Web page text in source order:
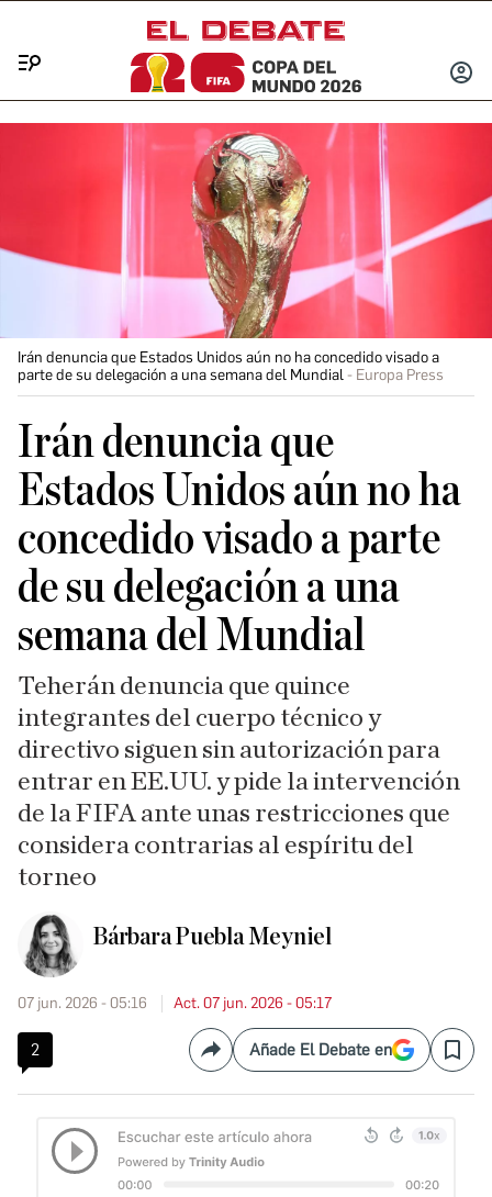
INICIAR
Irán denuncia que Estados Unidos aún no ha concedido visado a
parte de su delegación a una semana del Mundial
Europa Press
Irán denuncia que
Estados Unidos aún no ha
concedido visado a parte
de su delegación a una
semana del Mundial
Teherán denuncia que quince
integrantes del cuerpo técnico y
directivo siguen sin autorización para
entrar en EE.UU. y pide la intervención
de la FIFA ante unas restricciones que
considera contrarias al espíritu del
torneo
Bárbara Puebla Meyniel
07 jun. 2026 - 05:16 Act. 07 jun. 2026 - 05:17
2 CompartirAñade El Debate en Save